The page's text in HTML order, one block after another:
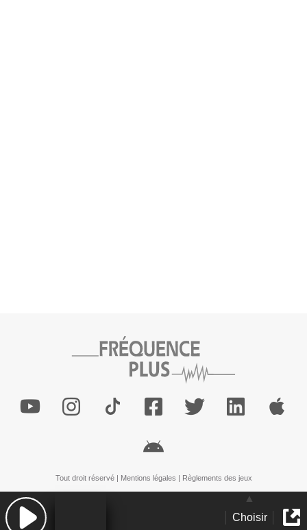
Choisir
Tout droit réservé | Mentions légales | Règlements des jeux